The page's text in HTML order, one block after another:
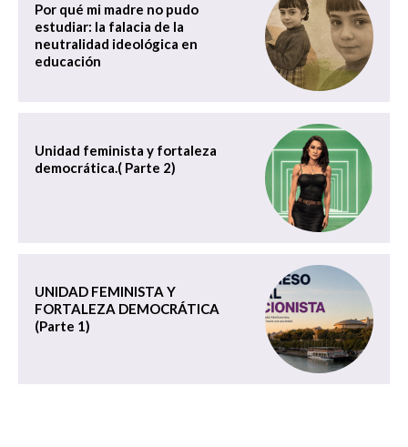
Por qué mi madre no pudo
estudiar: la falacia de la
neutralidad ideológica en
educación
Unidad feminista y fortaleza
democrática.( Parte 2)
UNIDAD FEMINISTA Y
FORTALEZA DEMOCRÁTICA
(Parte 1)